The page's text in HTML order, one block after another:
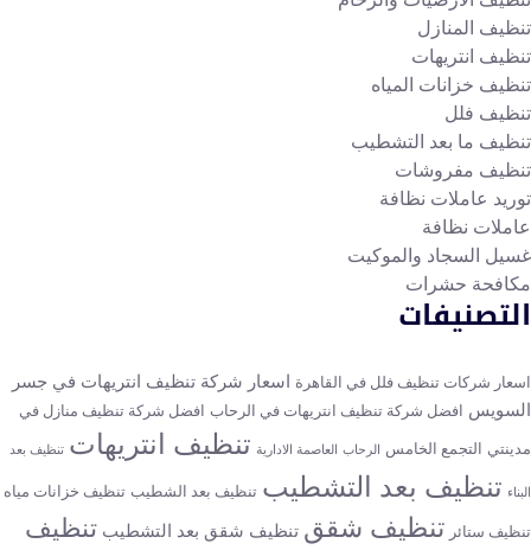
المنازل
انتريهات
خزانات المياه
فلل
ما بعد التشطيب
مفروشات
عاملات نظافة
نظافة
السجاد والموكيت
حشرات
شركات تنظيف فلل في القاهرة اسعار شركة تنظيف انتريهات في جسر
افضل شركة تنظيف انتريهات في الرحاب افضل شركة تنظيف منازل في
التجمع الخامس الرحاب العاصمة الادارية تنظيف انتريهات تنظيف بعد
تنظيف بعد التشطيب تنظيف بعد الشطيب تنظيف خزانات مياه
ستائر تنظيف شقق تنظيف شقق بعد التشطيب تنظيف